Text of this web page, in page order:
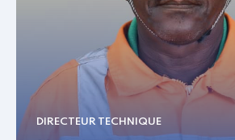
DIRECTEUR TECHNIQUE